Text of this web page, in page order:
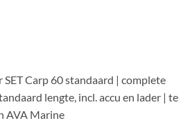
Carp 60 standaard | complete
lengte, incl. accu en lader | te
AVA Marine